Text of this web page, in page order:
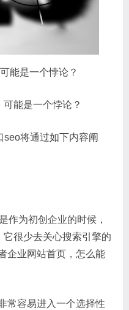
可能是一个悖论？
能是一个悖论？
将通过如下内容阐
作为初创企业的时候，
它很少去关心搜索引擎的
企业网站首页，怎么能
常容易进入一个选择性